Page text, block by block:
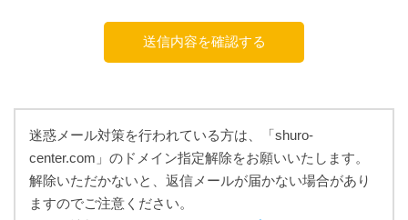
迷惑メール対策を行われている方は、「shuro-
center.com」のドメイン指定解除をお願いいたします。
解除いただかないと、返信メールが届かない場合があり
ますのでご注意ください。